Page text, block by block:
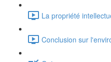
La propriété
Conclusion sur